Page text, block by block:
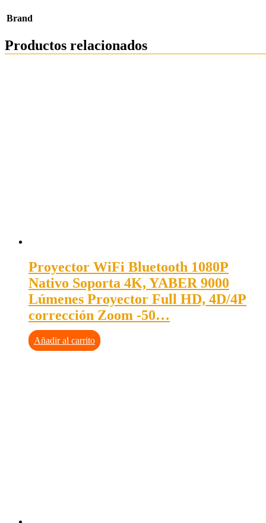
Brand
Productos relacionados
Proyector WiFi Bluetooth 1080P
Nativo Soporta 4K, YABER 9000
Lúmenes Proyector Full HD, 4D/4P
corrección Zoom -50…
Añadir al carrito